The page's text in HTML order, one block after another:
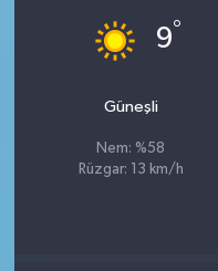
9°
Güneşli
Nem: %58
Rüzgar: 13 km/h